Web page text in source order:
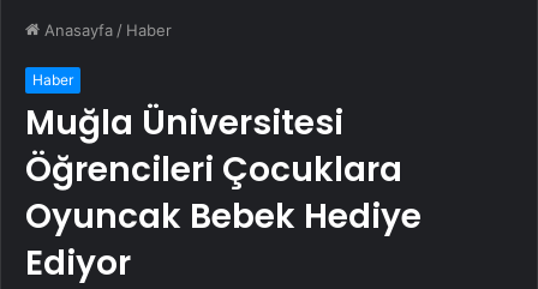
Anasayfa / Haber
Haber
Muğla Üniversitesi
Öğrencileri Çocuklara
Oyuncak Bebek Hediye
Ediyor